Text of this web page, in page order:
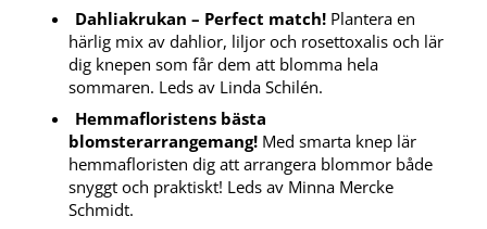
Dahliakrukan – Perfect match! Plantera en
härlig mix av dahlior, liljor och rosettoxalis och lär
dig knepen som får dem att blomma hela
sommaren. Leds av Linda Schilén.
Hemmafloristens bästa
blomsterarrangemang! Med smarta knep lär
hemmafloristen dig att arrangera blommor både
snyggt och praktiskt! Leds av Minna Mercke
Schmidt.